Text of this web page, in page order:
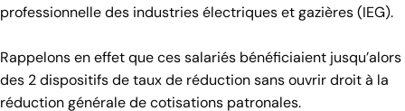
professionnelle des industries électriques et gazières (IEG).
Rappelons en effet que ces salariés bénéficiaient jusqu’alors
des 2 dispositifs de taux de réduction sans ouvrir droit à la
réduction générale de cotisations patronales.